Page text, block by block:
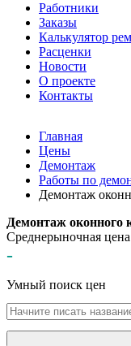
Работники
Заказы
Калькулятор
Расценки
Новости
О проекте
Контакты
Главная
Цены
Демонтаж
Работы по
Демонтаж
Демонтаж оконного
Среднерыночная
-
Умный поиск цен